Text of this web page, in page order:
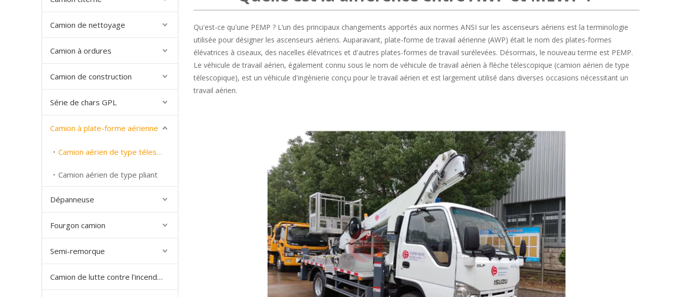
Camion de nettoyage
Camion à ordures
Camion de construction
Série de chars GPL
Camion à plate-forme aérienne
Camion aérien de type télescopique
Camion aérien de type pliant
Dépanneuse
Fourgon camion
Semi-remorque
Camion de lutte contre l'incendie
Qu'est-ce qu'une PEMP ? L’un des principaux changements apportés aux normes ANSI sur les ascenseurs aériens est la terminologie
utilisée pour désigner les ascenseurs aériens. Auparavant, plate-forme de travail aérienne (AWP) était le nom des plates-formes
élévatrices à ciseaux, des nacelles élévatrices et d'autres plates-formes de travail surélevées. Désormais, le nouveau terme est PEMP.
Le véhicule de travail aérien, également connu sous le nom de véhicule de travail aérien à flèche télescopique (camion aérien de type
télescopique), est un véhicule d'ingénierie conçu pour le travail aérien et est largement utilisé dans diverses occasions nécessitant un
travail aérien.